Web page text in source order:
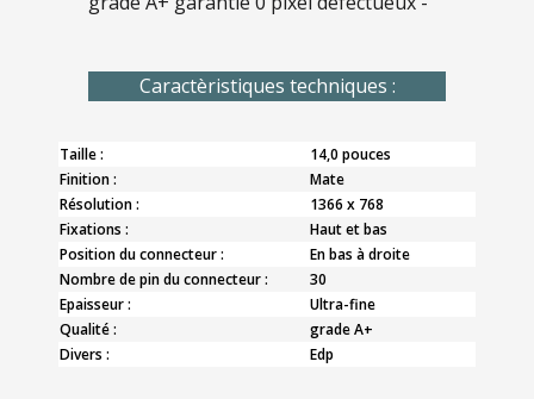
Caractèristiques techniques :
Taille :
14,0 pouces
Finition :
Mate
Résolution :
1366 x 768
Fixations :
Haut et bas
Position du connecteur :
En bas à droite
Nombre de pin du connecteur :
30
Epaisseur :
Ultra-fine
Qualité :
grade A+
Divers :
Edp